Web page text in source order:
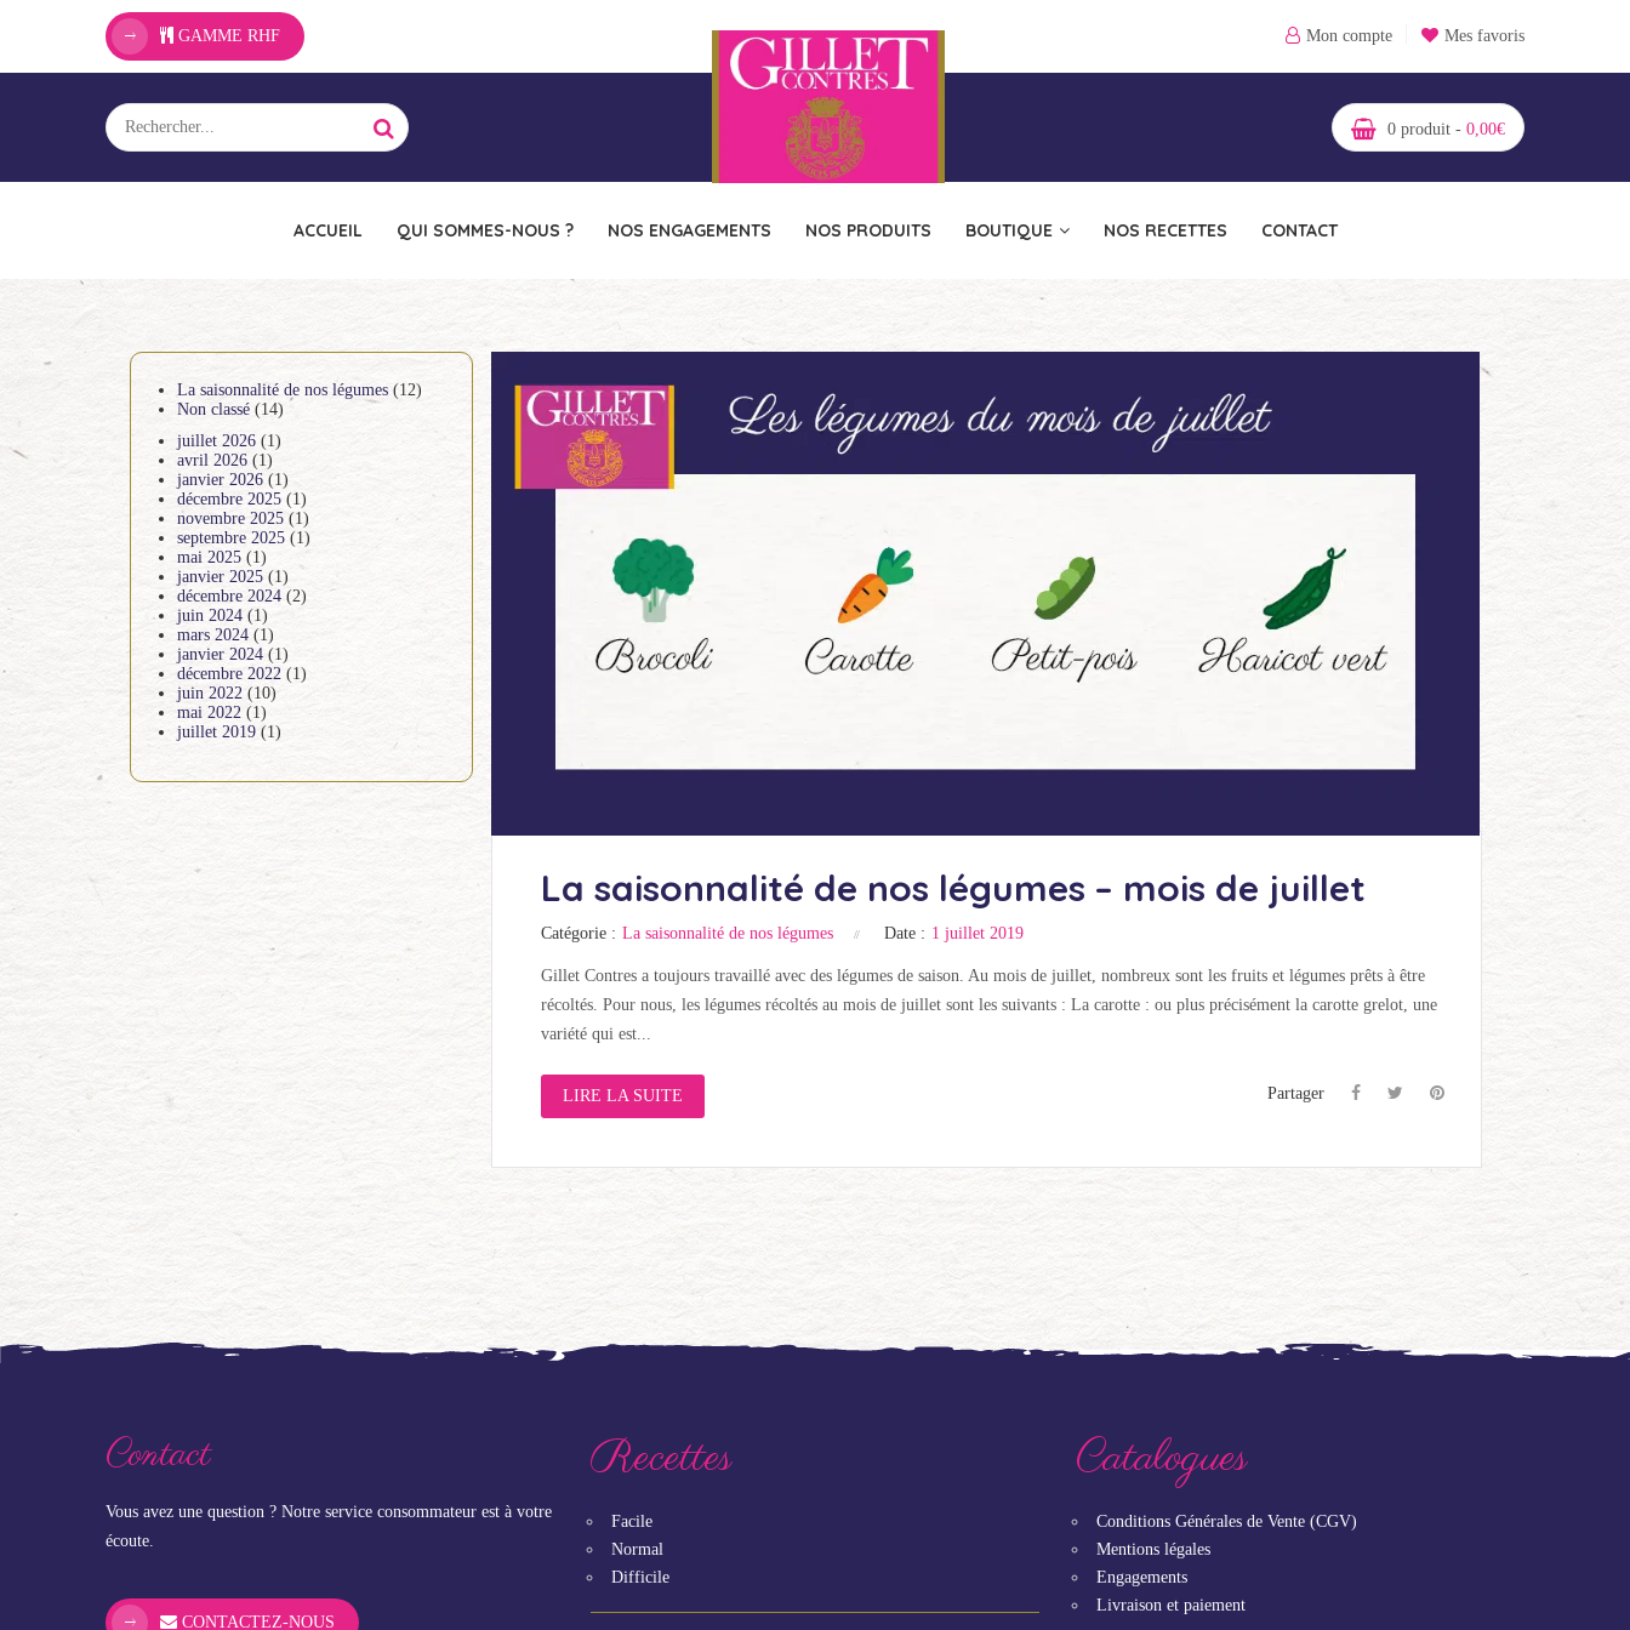
GAMME RHF Mon compte Mes favoris
0 produit - 0,00€
ACCUEIL QUI SOMMES-NOUS ? NOS ENGAGEMENTS NOS PRODUITS BOUTIQUE NOS RECETTES CONTACT
La saisonnalité de nos légumes(12)
Non classé(14)
juillet 2026(1)
avril 2026(1)
janvier 2026(1)
décembre 2025(1)
novembre 2025(1)
septembre 2025(1)
mai 2025(1)
janvier 2025(1)
décembre 2024(2)
juin 2024(1)
mars 2024(1)
janvier 2024(1)
décembre 2022 (1)
juin 2022 (10)
mai 2022 (1)
juillet 2019(1)
La saisonnalité de nos légumes – mois de juillet
Catégorie : La saisonnalité de nos légumes Date : 1 juillet 2019
Gillet Contres a toujours travaillé avec des légumes de saison. Au mois de juillet, nombreux sont les fruits et légumes prêts à être
récoltés. Pour nous, les légumes récoltés au mois de juillet sont les suivants : La carotte : ou plus précisément la carotte grelot, une
variété qui est...
LIRE LA SUITE Partager
Contact
Vous avez une question ? Notre service consommateur est à votre
écoute.
CONTACTEZ-NOUS
Recettes
Facile
Normal
Difficile
Catalogues
Conditions Générales de Vente (CGV)
Mentions légales
Engagements
Livraison et paiement